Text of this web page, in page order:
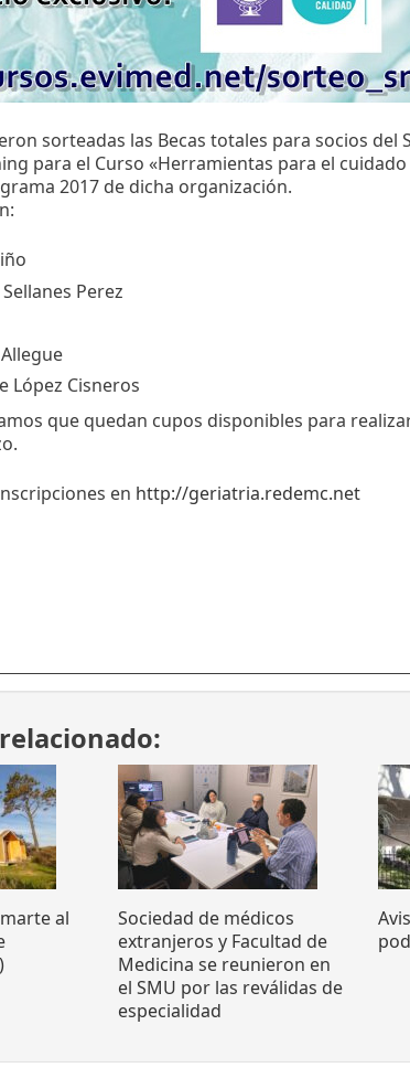
sorteadas las Becas totales para socios del
para el Curso «Herramientas para el
2017 de dicha organización.
Perez
López Cisneros
que quedan cupos disponibles para
en http://geriatria.redemc.net
al
Sociedad de médicos
extranjeros y Facultad de
Medicina se reunieron en
el SMU por las reválidas de
especialidad